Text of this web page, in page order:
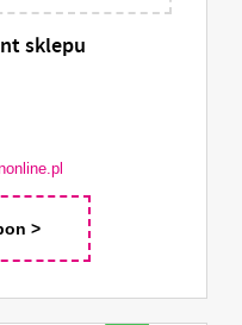
sklepu
>